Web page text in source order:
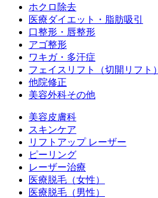
ホクロ除去
医療ダイエット・脂肪吸引
口整形・唇整形
アゴ整形
ワキガ・多汗症
フェイスリフト（切開リフト）
他院修正
美容外科その他
美容皮膚科
スキンケア
リフトアップ レーザー
ピーリング
レーザー治療
医療脱毛（女性）
医療脱毛（男性）